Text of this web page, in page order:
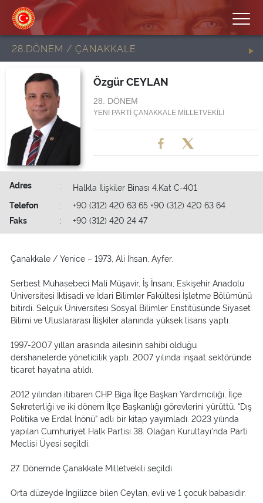
28.DÖNEM / ÇANAKKALE
Özgür CEYLAN
28. DÖNEM
YENİ PARTİ ÇANAKKALE MİLLETVEKİLİ
Adres :
Halkla İlişkiler Binası 4.Kat C-401
Telefon
:
+90 (312) 420 63 65 +90 (312) 420 63 64
Faks
: +90 (312) 420 24 47
Çanakkale / Yenice – 1973, Ali İhsan, Ayfer.
Serbest Muhasebeci Mali Müşavir, İş İnsanı; Eskişehir Anadolu
Üniversitesi İktisadi ve İdari Bilimler Fakültesi İşletme Bölümünü
bitirdi. Selçuk Üniversitesi Sosyal Bilimler Enstitüsünde Siyaset
Bilimi ve Uluslararası İlişkiler alanında yüksek lisans yaptı.
1997-2007 yılları arasında ailesinin sahibi olduğu
dershanelerde yöneticilik yaptı. 2007 yılında inşaat sektöründe
ticaret hayatına atıldı.
2012 yılından itibaren CHP Biga İlçe Başkan Yardımcılığı, İlçe
Sekreterliği ve iki dönem İlçe Başkanlığı görevlerini yürüttü. “Dış
Politika ve Erdal İnönü” adlı bir kitap yayımladı. 2023 yılında
yapılan Cumhuriyet Halk Partisi 38. Olağan Kurultayı'nda Parti
Meclisi Üyesi seçildi.
27. Dönemde Çanakkale Milletvekili seçildi.
Orta düzeyde İngilizce bilen Ceylan, evli ve 1 çocuk babasıdır.